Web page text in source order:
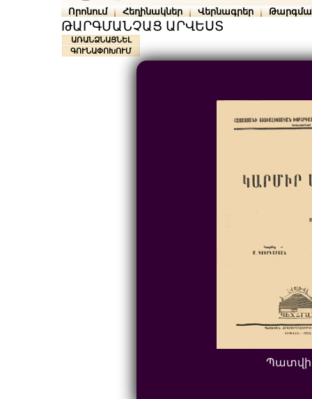
Որոնում Հեղինակներ Վերնագրեր
ԹԱՐԳՄԱՆՉԱՑ ԱՐՎԵՍՏ
ԱՌԱՆՁՆԱՑՆԵԼ
ԳՈՒՆԱՓՈԽՈՒՄ